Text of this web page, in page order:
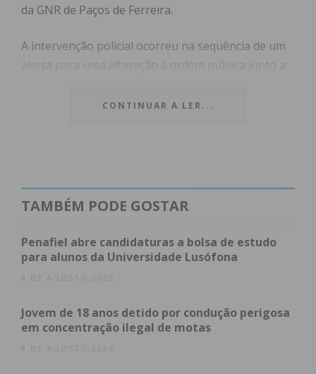
da GNR de Paços de Ferreira.
A intervenção policial ocorreu na sequência de um
alerta para uma alteração à ordem pública junto a
chegarem ao local, os militares da GNR
comunicado, as autoridades procederam a duas
revistas pessoais por suspeita de ilícito e a uma
busca minuciosa ao veículo. A ação culminou na
apreensão do seguinte material:
24 doses de haxixe;
Uma arma branca.
CONTINUAR A LER...
TAMBÉM PODE GOSTAR
Penafiel abre candidaturas a bolsa de estudo
para alunos da Universidade Lusófona
8 DE AGOSTO 2026
Jovem de 18 anos detido por condução perigosa
em concentração ilegal de motas
8 DE AGOSTO 2026